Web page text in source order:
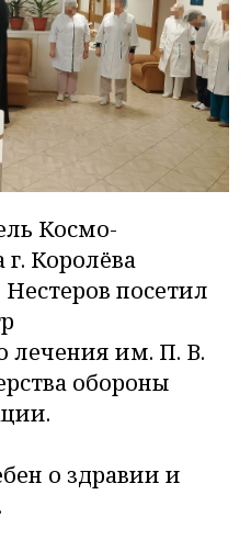
Космо-
Королёва
посетил
лечения им. П. В.
обороны
о здравии и